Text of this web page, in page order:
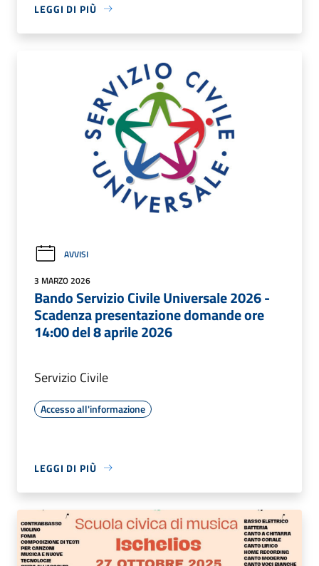
LEGGI DI PIÙ
AVVISI
3 MARZO 2026
Bando Servizio Civile Universale 2026 -
Scadenza presentazione domande ore
14:00 del 8 aprile 2026
Servizio Civile
Accesso all'informazione
LEGGI DI PIÙ